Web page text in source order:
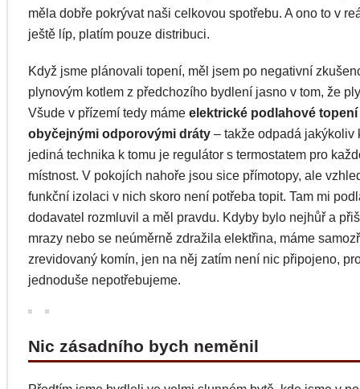
měla dobře pokrývat naši celkovou spotřebu. A ono to v
ještě líp, platím pouze distribuci.
Když jsme plánovali topení, měl jsem po negativní
plynovým kotlem z předchozího bydlení jasno v tom, že
Všude v přízemí tedy máme elektrické podlahové topení
obyčejnými odporovými dráty – takže odpadá jakýkoliv
jediná technika k tomu je regulátor s termostatem pro
místnost. V pokojích nahoře jsou sice přímotopy, ale
funkční izolaci v nich skoro není potřeba topit. Tam mi
dodavatel rozmluvil a měl pravdu. Kdyby bylo nejhůř a
mrazy nebo se neúměrně zdražila elektřina, máme
zrevidovaný komín, jen na něj zatím není nic připojeno,
jednoduše nepotřebujeme.
Nic zásadního bych neměnil